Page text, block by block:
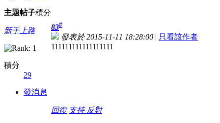
主題帖子積分
新手上路
積分
29
發消息
83#
發表於 2015-11-11 18:28:00 | 只看該作者
111111111111111111
回復 支持 反對